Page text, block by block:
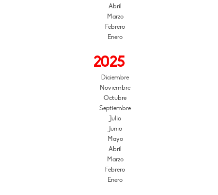
Abril
Marzo
Febrero
Enero
2025
Diciembre
Noviembre
Octubre
Septiembre
Julio
Junio
Mayo
Abril
Marzo
Febrero
Enero